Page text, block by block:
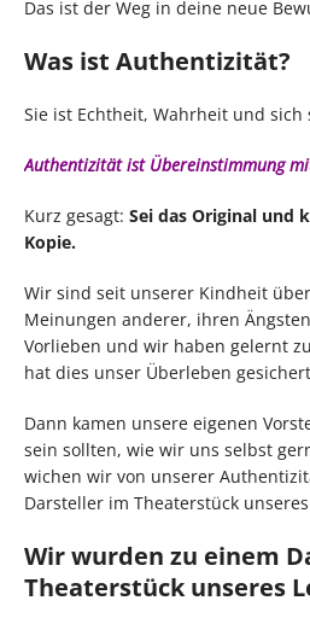
Das ist der Weg in deine neue
Was ist Authentizität?
Sie ist Echtheit, Wahrheit und sich
Authentizität ist Übereinstimmung
Kurz gesagt: Sei das Original und
Kopie.
Wir sind seit unserer Kindheit
Meinungen anderer, ihren
Vorlieben und wir haben gelernt
hat dies unser Überleben
Dann kamen unsere eigenen
sein sollten, wie wir uns selbst
wichen wir von unserer
Darsteller im Theaterstück
Wir wurden zu einem
Theaterstück unseres